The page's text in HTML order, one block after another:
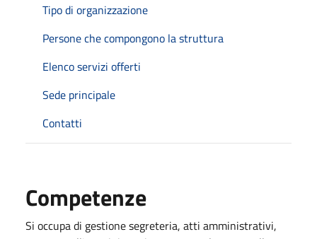
Tipo di organizzazione
Persone che compongono la struttura
Elenco servizi offerti
Sede principale
Contatti
Competenze
Si occupa di gestione segreteria, atti amministrativi,